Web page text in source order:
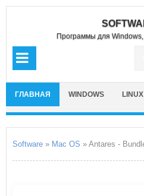
Программы для
ГЛАВНАЯ WINDOWS LINUX
Software » Mac OS » Antares -